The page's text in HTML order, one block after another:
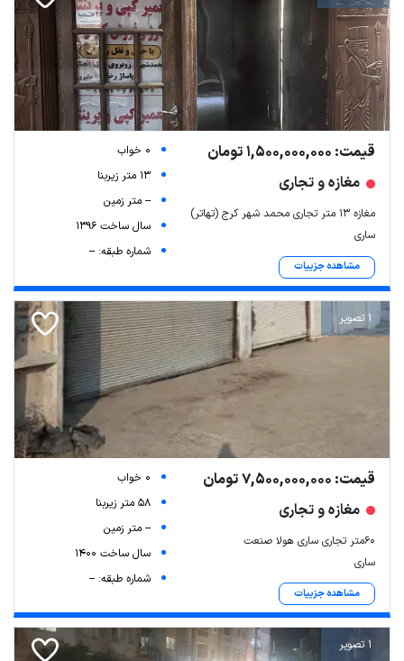
قیمت: 1,500,000,000 تومان
مغازه و تجاری
مغازه ۱۳ متر تجاری محمد شهر کرج (تهاتر)
ساری
مشاهده جزییات
0 خواب
13 متر زیربنا
-- متر زمین
سال ساخت 1396
شماره طبقه: --
1 تصویر
قیمت: 7,500,000,000 تومان
مغازه و تجاری
۶۰متر تجاری ساری هولا صنعت
ساری
مشاهده جزییات
0 خواب
58 متر زیربنا
-- متر زمین
سال ساخت 1400
شماره طبقه: --
1 تصویر